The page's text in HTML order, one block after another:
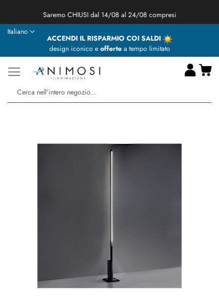
★ Animosi Illuminazione vi augura delle BUONE VACANZE ★
ACCENDI IL RISPARMIO COI SALDI
design iconico e offertea tempo limitato
Lingua
Italiano